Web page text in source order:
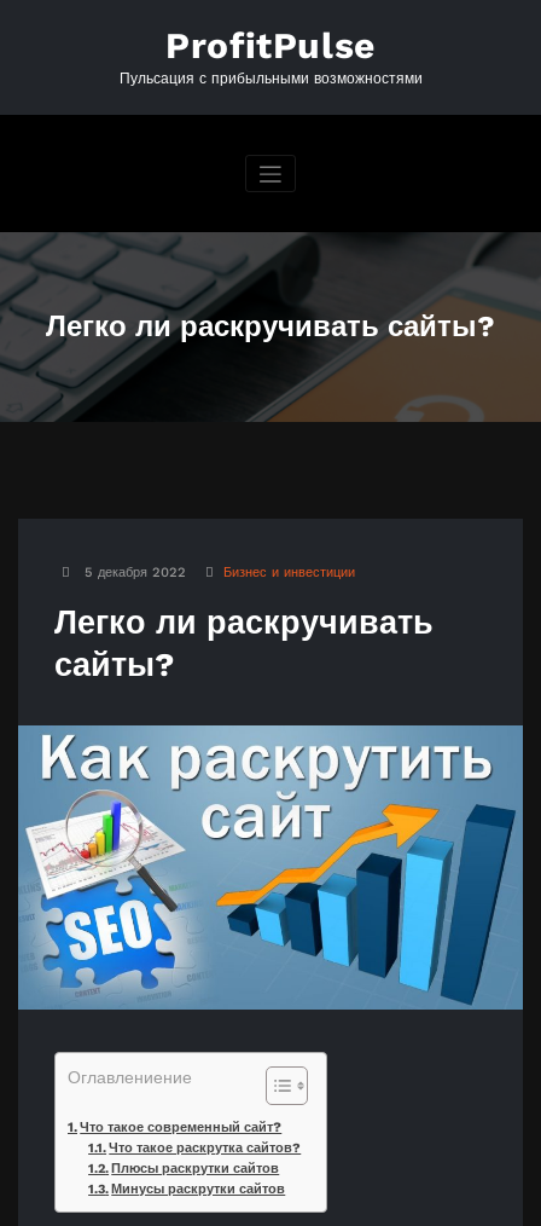
ProfitPulse
Пульсация с прибыльными возможностями
Легко ли раскручивать сайты?
5 декабря 2022 Бизнес и инвестиции
Легко ли раскручивать
сайты?
Оглавлениение
Что такое современный сайт?
Что такое раскрутка сайтов?
Плюсы раскрутки сайтов
Минусы раскрутки сайтов